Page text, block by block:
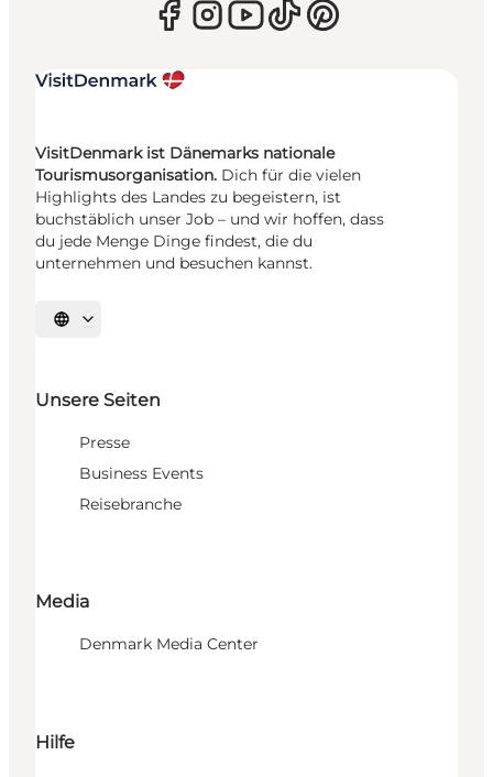
VisitDenmark ist Dänemarks nationale
Tourismusorganisation. Dich für die vielen
Highlights des Landes zu begeistern, ist
buchstäblich unser Job – und wir hoffen, dass
du jede Menge Dinge findest, die du
unternehmen und besuchen kannst.
Sprache auswählen
Unsere Seiten
Presse
Business Events
Reisebranche
Media
Denmark Media Center
Hilfe